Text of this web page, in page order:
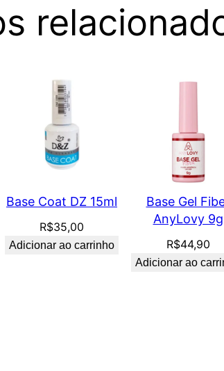
Base Coat DZ 15ml
R$35,00
Adicionar ao carrinho
Base Gel
AnyLovy 9g
R$44,90
Adicionar ao